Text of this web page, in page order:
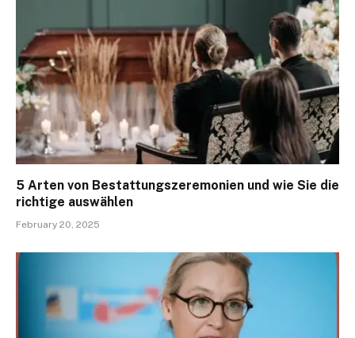
5 Arten von Bestattungszeremonien und wie Sie die
richtige auswählen
February 20, 2025